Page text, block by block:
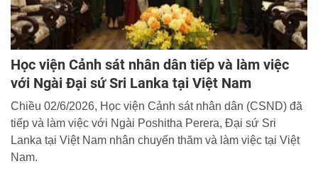
Học viện Cảnh sát nhân dân tiếp và làm việc
với Ngài Đại sứ Sri Lanka tại Việt Nam
Chiều 02/6/2026, Học viện Cảnh sát nhân dân (CSND) đã
tiếp và làm việc với Ngài Poshitha Perera, Đại sứ Sri
Lanka tại Việt Nam nhân chuyến thăm và làm việc tại Việt
Nam.